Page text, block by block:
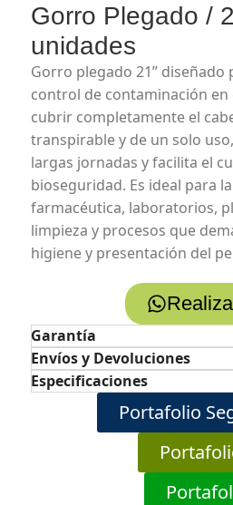
Gorro Plegado /
unidades
Gorro plegado 21”
control de contaminación
cubrir completamente el
transpirable y de un solo
largas jornadas y facilita el
bioseguridad. Es ideal para
farmacéutica, laboratorios,
limpieza y procesos que
higiene y presentación del
Garantía
Envíos y Devoluciones
Especificaciones
Portafolio